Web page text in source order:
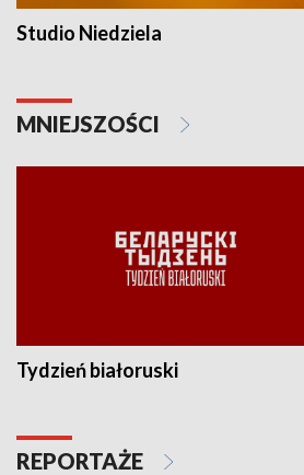
Studio Niedziela
MNIEJSZOŚCI
Tydzień białoruski
REPORTAŻE